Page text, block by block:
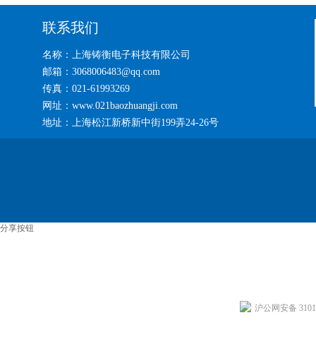
联系我们
名称：上海铸衡电子科技有限公司
邮箱：3068006483@qq.com
传真：021-61993269
网址：www.021baozhuangji.com
地址：上海松江新桥新中街199弄24-26号
分享按钮
沪公网安备